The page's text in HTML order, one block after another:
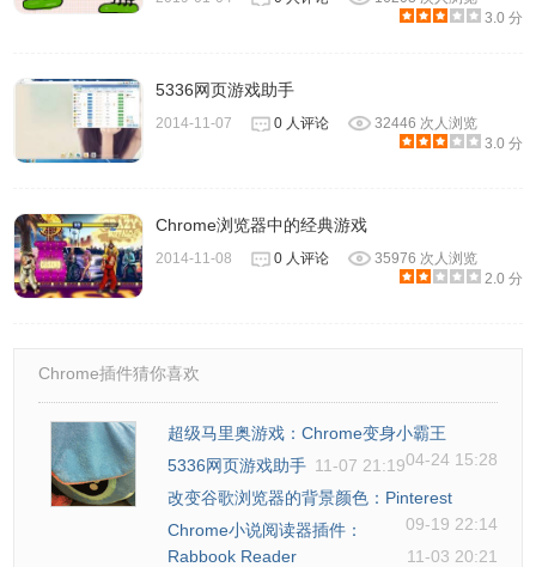
3.0 分
5336网页游戏助手
2014-11-07 0 人评论
32446 次人浏览
3.0 分
Chrome浏览器中的经典游戏
2014-11-08 0 人评论
35976 次人浏览
2.0 分
Chrome插件猜你喜欢
超级马里奥游戏：Chrome变身小霸王
04-24 15:28
5336网页游戏助手 11-07 21:19
改变谷歌浏览器的背景颜色：Pinterest
09-19 22:14
Chrome小说阅读器插件：
Rabbook Reader
11-03 20:21